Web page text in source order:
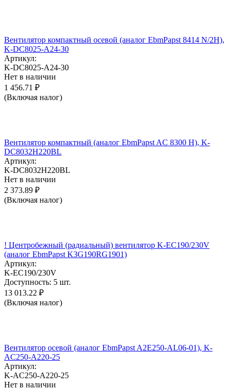
Вентилятор компактный осевой (аналог EbmPapst 8414 N/2H),
K-DC8025-A24-30
Артикул:
K-DC8025-A24-30
Нет в наличии
1 456.71 ₽
(Включая налог)
Вентилятор компактный (аналог EbmPapst AC 8300 H), K-
DC8032H220BL
Артикул:
K-DC8032H220BL
Нет в наличии
2 373.89 ₽
(Включая налог)
! Центробежный (радиальный) вентилятор K-EC190/230V
(аналог EbmPapst K3G190RG1901)
Артикул:
K-EC190/230V
Доступность: 5 шт.
13 013.22 ₽
(Включая налог)
Вентилятор осевой (аналог EbmPapst A2E250-AL06-01), K-
AC250-A220-25
Артикул:
K-AC250-A220-25
Нет в наличии